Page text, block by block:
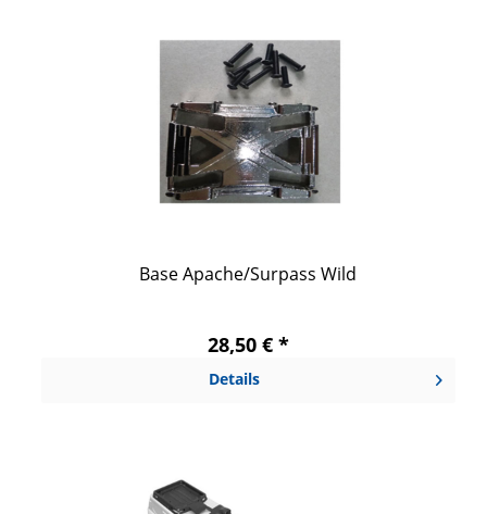
Base Apache/Surpass Wild
28,50 € *
Details